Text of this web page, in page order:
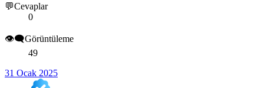
💬Cevaplar
0
👁️‍🗨️Görüntüleme
49
31 Ocak 2025